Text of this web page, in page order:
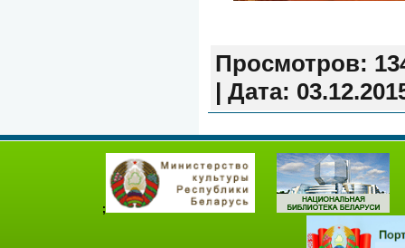
Просмотров:
| Дата:
;